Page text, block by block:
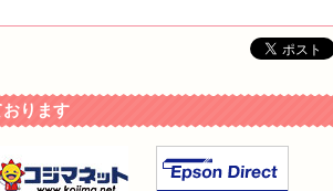
ります